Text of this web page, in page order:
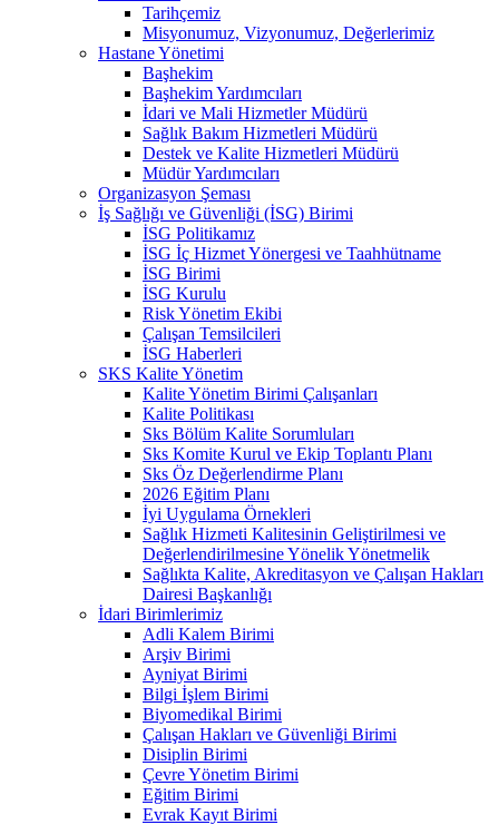
Tarihçemiz
Misyonumuz, Vizyonumuz, Değerlerimiz
Hastane Yönetimi
Başhekim
Başhekim Yardımcıları
İdari ve Mali Hizmetler Müdürü
Sağlık Bakım Hizmetleri Müdürü
Destek ve Kalite Hizmetleri Müdürü
Müdür Yardımcıları
Organizasyon Şeması
İş Sağlığı ve Güvenliği (İSG) Birimi
İSG Politikamız
İSG İç Hizmet Yönergesi ve Taahhütname
İSG Birimi
İSG Kurulu
Risk Yönetim Ekibi
Çalışan Temsilcileri
İSG Haberleri
SKS Kalite Yönetim
Kalite Yönetim Birimi Çalışanları
Kalite Politikası
Sks Bölüm Kalite Sorumluları
Sks Komite Kurul ve Ekip Toplantı Planı
Sks Öz Değerlendirme Planı
2026 Eğitim Planı
İyi Uygulama Örnekleri
Sağlık Hizmeti Kalitesinin Geliştirilmesi ve
Değerlendirilmesine Yönelik Yönetmelik
Sağlıkta Kalite, Akreditasyon ve Çalışan Hakları
Dairesi Başkanlığı
İdari Birimlerimiz
Adli Kalem Birimi
Arşiv Birimi
Ayniyat Birimi
Bilgi İşlem Birimi
Biyomedikal Birimi
Çalışan Hakları ve Güvenliği Birimi
Disiplin Birimi
Çevre Yönetim Birimi
Eğitim Birimi
Evrak Kayıt Birimi